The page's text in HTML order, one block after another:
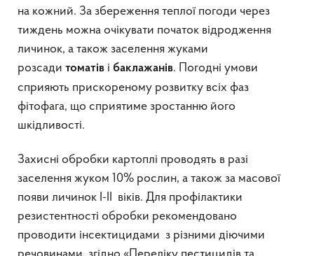
на кожний. За збереження теплої погоди через
тиждень можна очікувати початок відродження
личинок, а також заселення жуками
розсади томатів і баклажанів. Погодні умови
сприяють прискореному розвитку всіх фаз
фітофага, що сприятиме зростанню його
шкідливості.
Захисні обробки картоплі проводять в разі
заселення жуком 10% рослин, а також за масової
появи личинок I-II віків. Для профілактики
резистентності обробки рекомендовано
проводити інсектицидами з різними діючими